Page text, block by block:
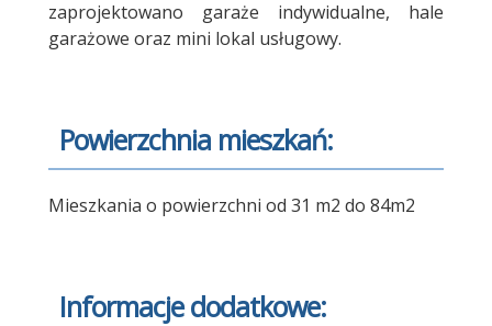
zaprojektowano garaże indywidualne, hale
garażowe oraz mini lokal usługowy.
Powierzchnia mieszkań:
Mieszkania o powierzchni od 31 m2 do 84m2
Informacje dodatkowe: